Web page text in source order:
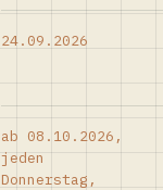
24.09.2026
ab 08.10.2026,
jeden
Donnerstag,